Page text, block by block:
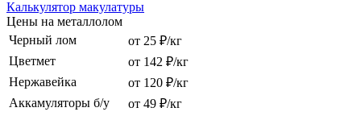
Калькулятор макулатуры
Цены на металлолом
Черный лом
от 25 ₽/кг
Цветмет
от 142 ₽/кг
Нержавейка
от 120 ₽/кг
Аккамуляторы б/у
от 49 ₽/кг